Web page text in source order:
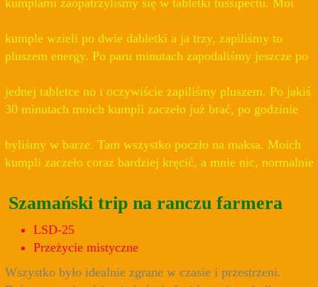
kumple wzieli po dwie dabletki a ja trzy, zapiliśmy to
pluszem energy. Po paru minutach zapodaliśmy jeszcze po
jednej tabletce no i oczywiście zapiliśmy pluszem. Po jakiś
30 minutach moich kumpli zaczeło już brać, po godzinie
byliśmy w barze. Tam wszystko poczło na maksa. Moich
kumpli zaczeło coraz bardziej kręcić, a mnie nic, normalnie
Szamański trip na ranczu farmera
LSD-25
Przeżycie mistyczne
Wszystko było idealnie zgrane w czasie i przestrzeni.